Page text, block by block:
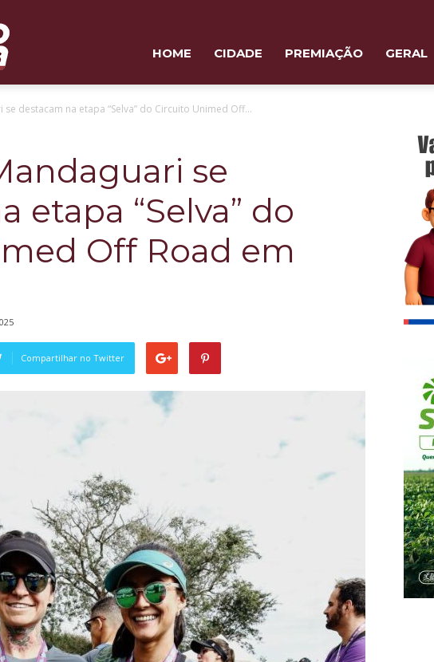
Correio
Notícias
HOME CIDADE PREMIAÇÃO GERAL
destacam na etapa “Selva” do Circuito Unimed Off...
se
etapa “Selva” do
Off Road em
Compartilhar no Twitter